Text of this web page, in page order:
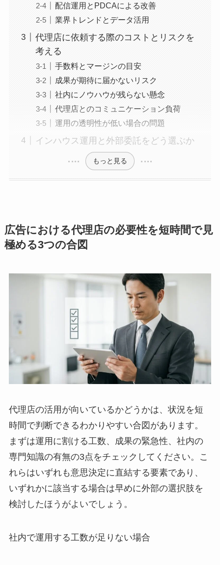
配信運用とPDCAによる改善
業界トレンドとデータ活用
代理店に依頼する際のコストとリスクを
考える
手数料とマージンの目安
成果が期待に届かないリスク
社内にノウハウが残らない懸念
代理店とのコミュニケーション負荷
運用の透明性が低い場合の問題
インハウス運用と外部委託をどう選ぶか
もっと見る
広告における代理店の必要性を短時間で見
極める3つの合図
代理店の活用が向いているかどうかは、状況を短
時間で判断できるわかりやすい合図があります。
まずは運用に割ける工数、成果の緊急性、社内の
専門知識の有無の3点をチェックしてください。こ
れらはいずれも意思決定に直結する要素であり、
いずれかに該当する場合は早めに外部の選択肢を
検討したほうがよいでしょう。
社内で運用する工数が足りない場合